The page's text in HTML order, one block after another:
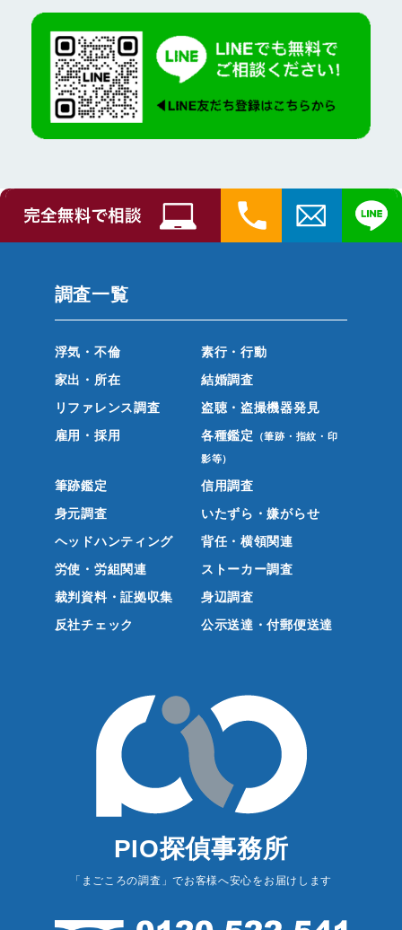
調査一覧
浮気・不倫
素行・行動
家出・所在
結婚調査
リファレンス調査
盗聴・盗撮機器発見
雇用・採用
各種鑑定 （筆跡・指紋・印
影等）
筆跡鑑定
信用調査
身元調査
いたずら・嫌がらせ
ヘッドハンティング
背任・横領関連
労使・労組関連
ストーカー調査
裁判資料・証拠収集
身辺調査
反社チェック
公示送達・付郵便送達
PIO探偵事務所
「まごころの調査」でお客様へ安心をお届けします